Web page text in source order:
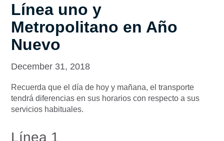
Línea uno y
Metropolitano en Año
Nuevo
December 31, 2018
Recuerda que el día de hoy y mañana, el transporte
tendrá diferencias en sus horarios con respecto a sus
servicios habituales.
Línea 1